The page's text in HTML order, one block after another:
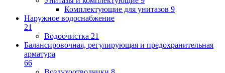
Комплектующие для унитазов 9
Наружное водоснабжение
21
Водоочистка 21
Балансировочная, регулирующая и предохранительная
арматура
66